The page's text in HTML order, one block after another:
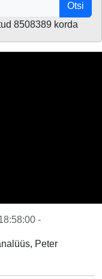
Otsi
8508389 korda
-
Peter